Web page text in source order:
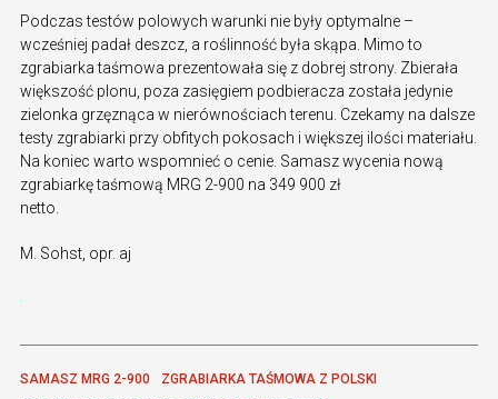
Podczas testów polowych warunki nie były optymalne –
wcześniej padał deszcz, a roślinność była skąpa. Mimo to
zgrabiarka taśmowa prezentowała się z dobrej strony. Zbierała
większość plonu, poza zasięgiem podbieracza została jedynie
zielonka grzęznąca w nierównościach terenu. Czekamy na dalsze
testy zgrabiarki przy obfitych pokosach i większej ilości materiału.
Na koniec warto wspomnieć o cenie. Samasz wycenia nową
zgrabiarkę taśmową MRG 2-900 na 349 900 zł
netto.
M. Sohst, opr. aj
SAMASZ MRG 2-900
ZGRABIARKA TAŚMOWA Z POLSKI